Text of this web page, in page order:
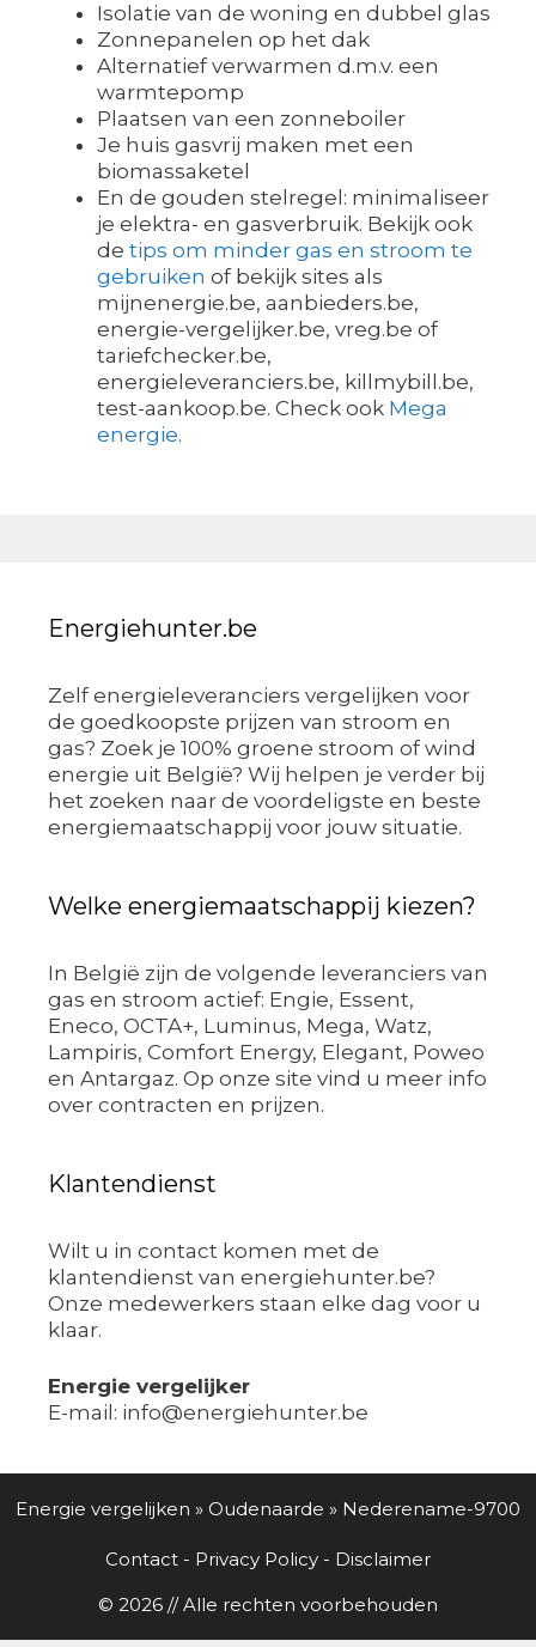
Isolatie van de woning en dubbel glas
Zonnepanelen op het dak
Alternatief verwarmen d.m.v. een
warmtepomp
Plaatsen van een zonneboiler
Je huis gasvrij maken met een
biomassaketel
En de gouden stelregel: minimaliseer
je elektra- en gasverbruik. Bekijk ook
de tips om minder gas en stroom te
gebruiken of bekijk sites als
mijnenergie.be, aanbieders.be,
energie-vergelijker.be, vreg.be of
tariefchecker.be,
energieleveranciers.be, killmybill.be,
test-aankoop.be. Check ook Mega
energie.
Energiehunter.be
Zelf energieleveranciers vergelijken voor
de goedkoopste prijzen van stroom en
gas? Zoek je 100% groene stroom of wind
energie uit België? Wij helpen je verder bij
het zoeken naar de voordeligste en beste
energiemaatschappij voor jouw situatie.
Welke energiemaatschappij kiezen?
In België zijn de volgende leveranciers van
gas en stroom actief: Engie, Essent,
Eneco, OCTA+, Luminus, Mega, Watz,
Lampiris, Comfort Energy, Elegant, Poweo
en Antargaz. Op onze site vind u meer info
over contracten en prijzen.
Klantendienst
Wilt u in contact komen met de
klantendienst van energiehunter.be?
Onze medewerkers staan elke dag voor u
klaar.
Energie vergelijker
E-mail: info@energiehunter.be
Energie vergelijken » Oudenaarde » Nederename-9700
Contact - Privacy Policy - Disclaimer
© 2026 // Alle rechten voorbehouden